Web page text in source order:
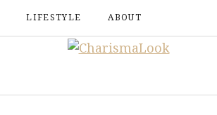
LIFESTYLE ABOUT